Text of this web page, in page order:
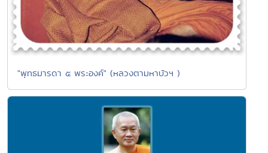
"พุทธมารดา ๕ พระองค์" (หลวงตามหาบัวฯ )